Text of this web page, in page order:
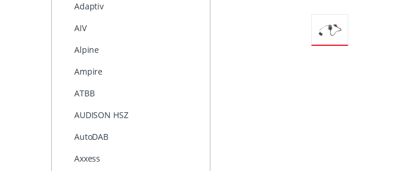
Adaptiv
AIV
Alpine
Ampire
ATBB
AUDISON HSZ
AutoDAB
Axxess